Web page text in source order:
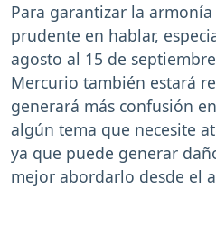
Para garantizar la
prudente en hablar,
agosto al 15 de
Mercurio también estará
generará más confusión
algún tema que necesite
ya que puede generar
mejor abordarlo desde el